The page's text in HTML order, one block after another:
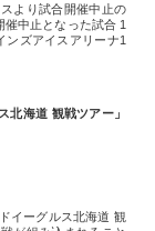
より試合開催中止の
中止となった試合 1
ズアイスアリーナ1
北海道 観戦ツアー」
イーグルス北海道 観